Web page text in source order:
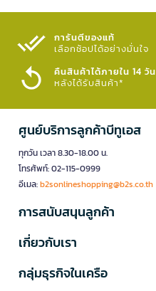
การันตีของแท้
เลือกช้อปได้อย่างมั่นใจ​
คืนสินค้าได้ภายใน 14 วัน
หลังได้รับสินค้า*
ศูนย์บริการลูกค้าบีทูเอส
ทุกวัน เวลา 8.30-18.00 น.
โทรศัพท์: 02-115-0999
อีเมล:b2sonlineshopping@b2s.co.th
การสนับสนุนลูกค้า
เกี่ยวกับเรา
กลุ่มธุรกิจในเครือ